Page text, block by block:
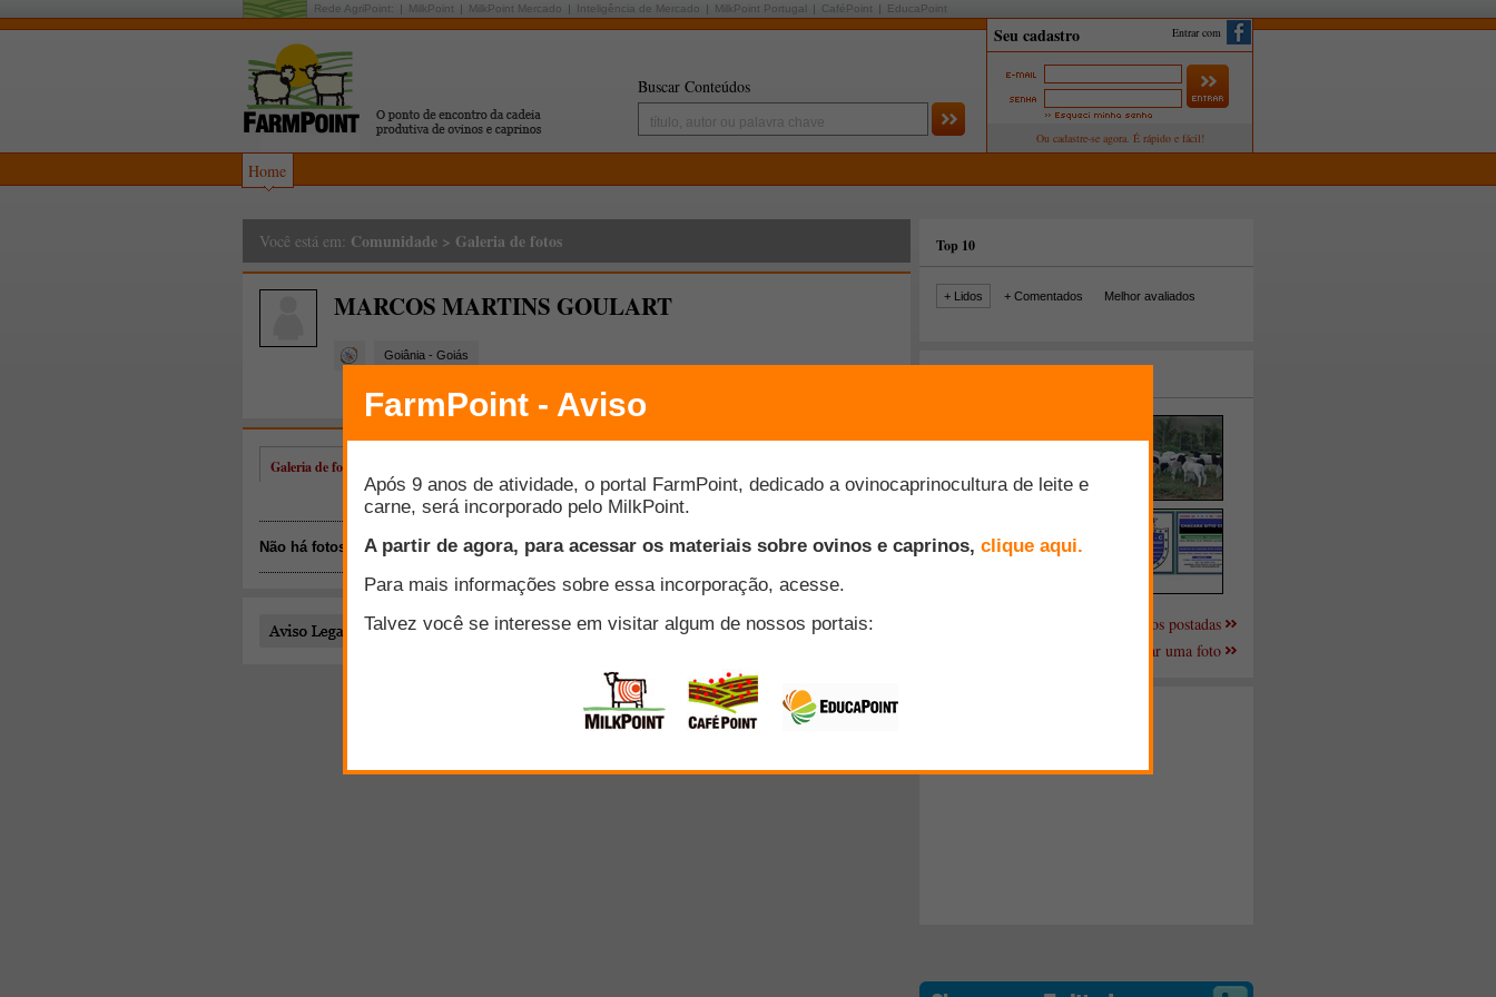
Rede AgriPoint: MilkPoint MilkPoint Mercado Inteligência de Mercado MilkPoint Portugal CaféPoint EducaPoint
Buscar Conteúdos
Entrar com
Home
Você está em: Comunidade > Galeria de fotos
MARCOS MARTINS GOULART
Goiânia - Goiás
Galeria de fotos de MARCOS MARTINS GOULART
Não há fotos disponíveis.
Todo o conteúdo publicado por este usuário é de responsabilidade exclusiva do mesmo.
Top 10
+ Lidos + Comentados Melhor avaliados
Mais fotos postadas
Enviar uma foto